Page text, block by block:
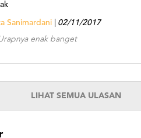
Sanimardani 02/11/2017
enak banget
LIHAT SEMUA ULASAN